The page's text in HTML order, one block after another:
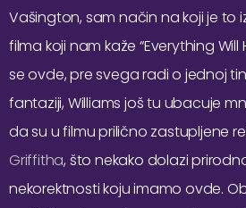
Vašington, sam način na koji je to
filma koji nam kaže “Everything
se ovde, pre svega radi o jednoj
fantaziji, Williams još tu ubacuje
da su u filmu prilično zastupljene
Griffitha, što nekako dolazi
nekorektnosti koju imamo ovde.